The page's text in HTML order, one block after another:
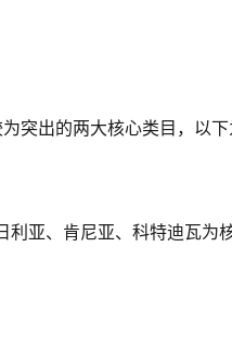
突出的两大核心类目，以下
亚、肯尼亚、科特迪瓦为